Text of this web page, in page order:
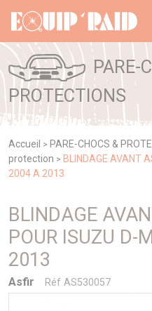
PARE-
PROTECTIONS
Accueil > PARE-CHOCS &
protection > BLINDAGE AVANT
2004 A 2013
BLINDAGE
POUR ISUZU D-
2013
Asfir Réf AS530057
Panneau de gestion des